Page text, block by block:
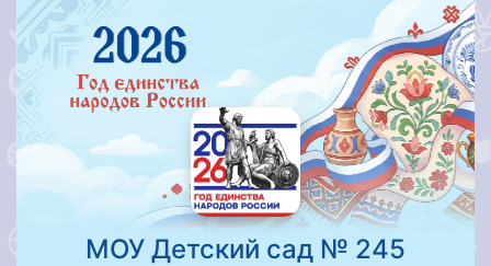
МОУ Детский сад № 245